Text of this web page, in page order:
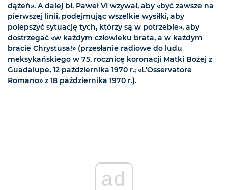
dążeń». A dalej bł. Paweł VI wzywał, aby «być zawsze na
pierwszej linii, podejmując wszelkie wysiłki, aby
polepszyć sytuację tych, którzy są w potrzebie», aby
dostrzegać «w każdym człowieku brata, a w każdym
bracie Chrystusa!» (przesłanie radiowe do ludu
meksykańskiego w 75. rocznicę koronacji Matki Bożej z
Guadalupe, 12 października 1970 r.; «L'Osservatore
Romano» z 18 października 1970 r.).
ad